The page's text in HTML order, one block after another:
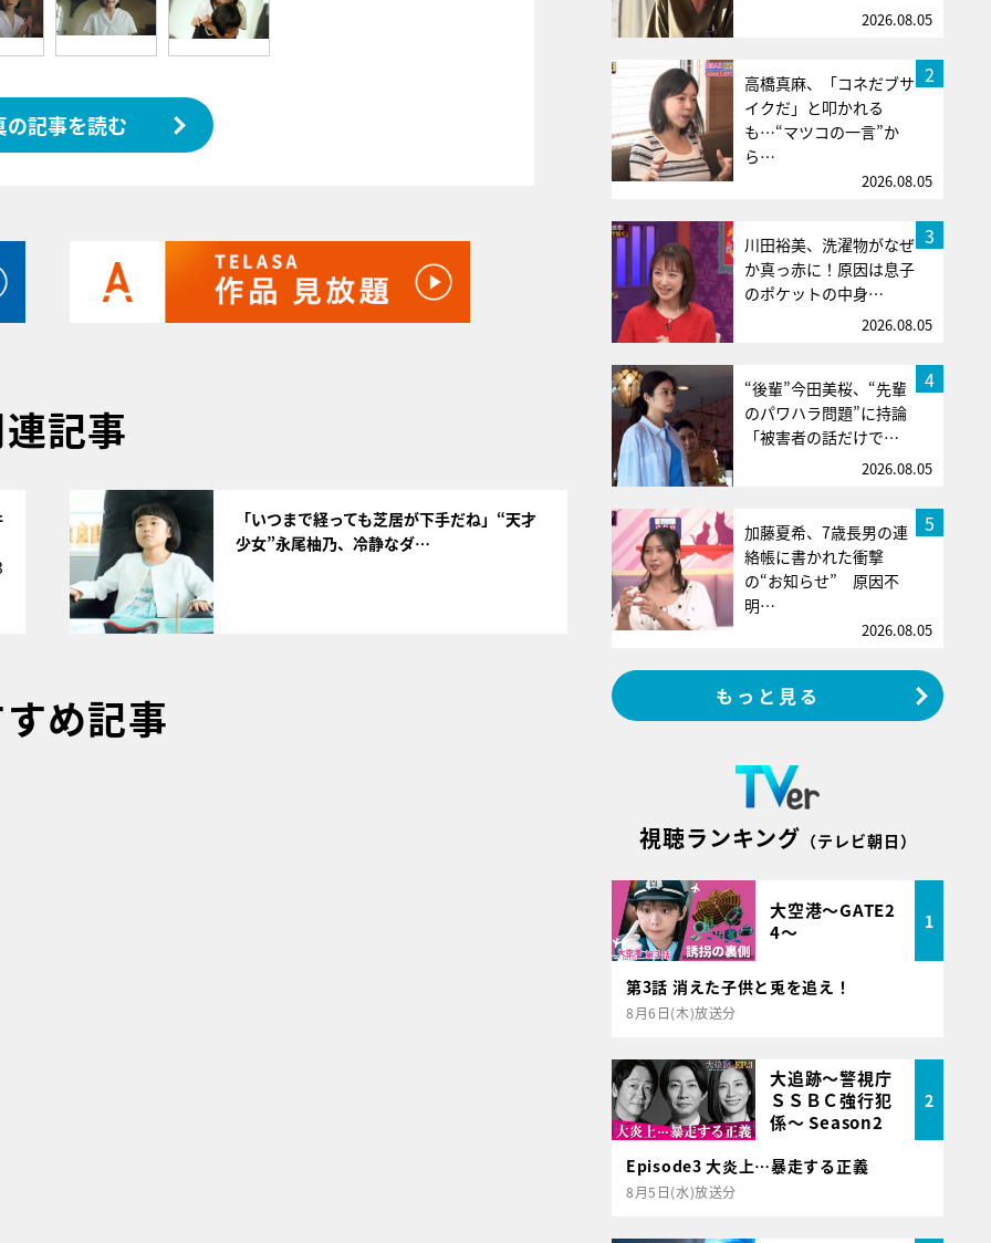
の記事を読む
記事
「いつまで経っても芝居が下手だね」“天才
少女”永尾柚乃、冷静なダ…
め記事
2026.08.05
2
高橋真麻、「コネだブサ
イクだ」と叩かれる
も…“マツコの一言”か
ら…
2026.08.05
3
川田裕美、洗濯物がなぜ
か真っ赤に！原因は息子
のポケットの中身…
2026.08.05
4
“後輩”今田美桜、“先輩
のパワハラ問題”に持論
「被害者の話だけで…
2026.08.05
5
加藤夏希、7歳長男の連
絡帳に書かれた衝撃
の“お知らせ” 原因不
明…
2026.08.05
もっと見る
視聴ランキング （テレビ朝日）
大空港～GATE2
4～
1
第3話 消えた子供と兎を追え！
8月6日(木)放送分
大追跡～警視庁
ＳＳＢＣ強行犯
係～ Season2
2
Episode3 大炎上…暴走する正義
8月5日(水)放送分